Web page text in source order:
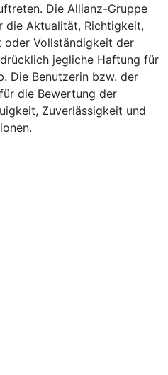
Die Allianz-Gruppe
die Aktualität, Richtigkeit,
oder Vollständigkeit der
jegliche Haftung für
Die Benutzerin bzw. der
die Bewertung der
Zuverlässigkeit und